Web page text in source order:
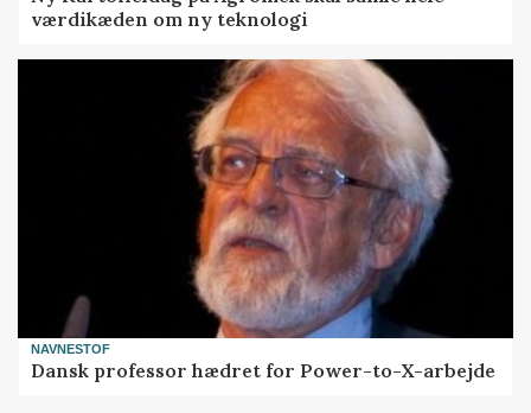
værdikæden om ny teknologi
NAVNESTOF
Dansk professor hædret for Power-to-X-arbejde